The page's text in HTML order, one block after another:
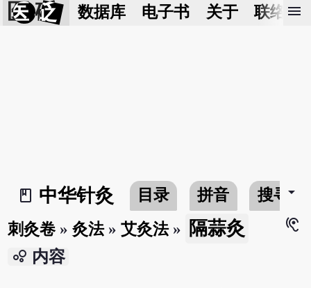
医 砭 数据库 电子书 关于 联络我
menu
book_2
中华针灸 目录 拼音 搜寻arrow_drop_down
刺灸卷 »灸法»艾灸法» 隔蒜灸
hearing
bubble_chart 内容